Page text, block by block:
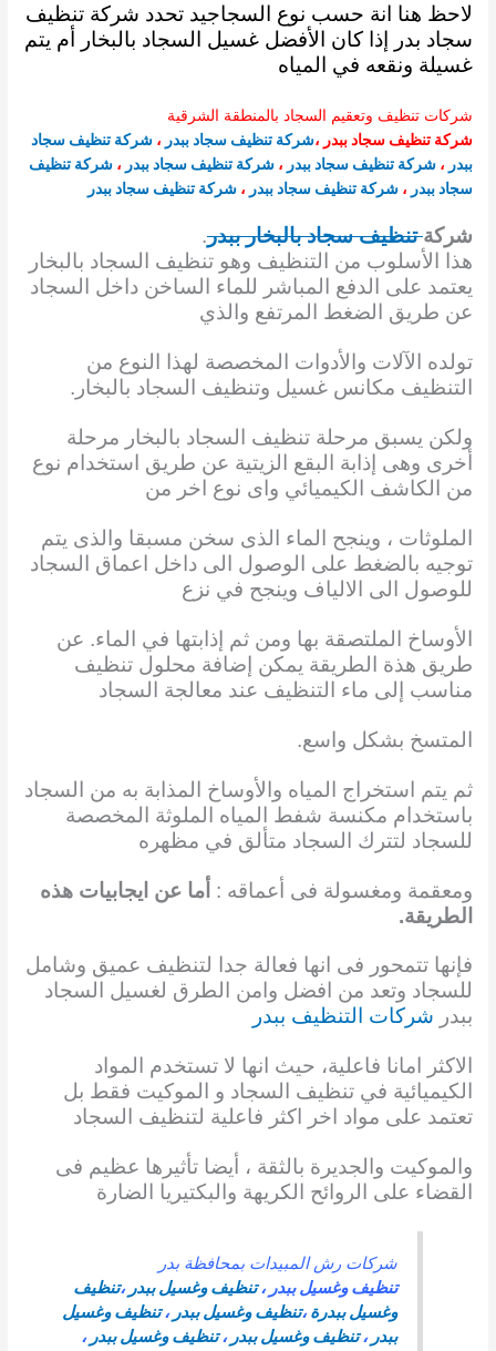
لاحظ هنا انة حسب نوع السجاجيد تحدد شركة تنظيف
سجاد بدر إذا كان الأفضل غسيل السجاد بالبخار أم يتم
غسيلة ونقعه في المياه
شركات تنظيف وتعقيم السجاد بالمنطقة الشرقية
شركة تنظيف سجاد ببدر ،شركة تنظيف سجاد ببدر ،شركة تنظيف سجاد
ببدر ،شركة تنظيف سجاد ببدر ،شركة تنظيف سجاد ببدر ،شركة تنظيف
سجاد ببدر ،شركة تنظيف سجاد ببدر ، شركة تنظيف سجاد ببدر
شركة تنظيف سجاد بالبخار ببدر.
هذا الأسلوب من التنظيف وهو تنظيف السجاد بالبخار
يعتمد على الدفع المباشر للماء الساخن داخل السجاد
عن طريق الضغط المرتفع والذي
تولده الآلات والأدوات المخصصة لهذا النوع من
التنظيف مكانس غسيل وتنظيف السجاد بالبخار.
ولكن يسبق مرحلة تنظيف السجاد بالبخار مرحلة
أخرى وهى إذابة البقع الزيتية عن طريق استخدام نوع
من الكاشف الكيميائي واى نوع اخر من
الملوثات ، وينجح الماء الذى سخن مسبقا والذى يتم
توجيه بالضغط على الوصول الى داخل اعماق السجاد
للوصول الى الالياف وينجح في نزع
الأوساخ الملتصقة بها ومن ثم إذابتها في الماء. عن
طريق هذة الطريقة يمكن إضافة محلول تنظيف
مناسب إلى ماء التنظيف عند معالجة السجاد
المتسخ بشكل واسع.
ثم يتم استخراج المياه والأوساخ المذابة به من السجاد
باستخدام مكنسة شفط المياه الملوثة المخصصة
للسجاد لتترك السجاد متألق في مظهره
ومعقمة ومغسولة فى أعماقه : أما عن ايجابيات هذه
الطريقة.
فإنها تتمحور فى انها فعالة جدا لتنظيف عميق وشامل
للسجاد وتعد من افضل وامن الطرق لغسيل السجاد
ببدر شركات التنظيف ببدر
الاكثر امانا فاعلية، حيث انها لا تستخدم المواد
الكيميائية في تنظيف السجاد و الموكيت فقط بل
تعتمد على مواد اخر اكثر فاعلية لتنظيف السجاد
والموكيت والجديرة بالثقة ، أيضا تأثيرها عظيم فى
القضاء على الروائح الكريهة والبكتيريا الضارة
شركات رش المبيدات بمحافظة بدر
تنظيف وغسيل ببدر ،تنظيف وغسيل ببدر،تنظيف
وغسيل ببدرة،تنظيف وغسيل ببدر ،تنظيف وغسيل
ببدر ،تنظيف وغسيل ببدر ،تنظيف وغسيل ببدر ،